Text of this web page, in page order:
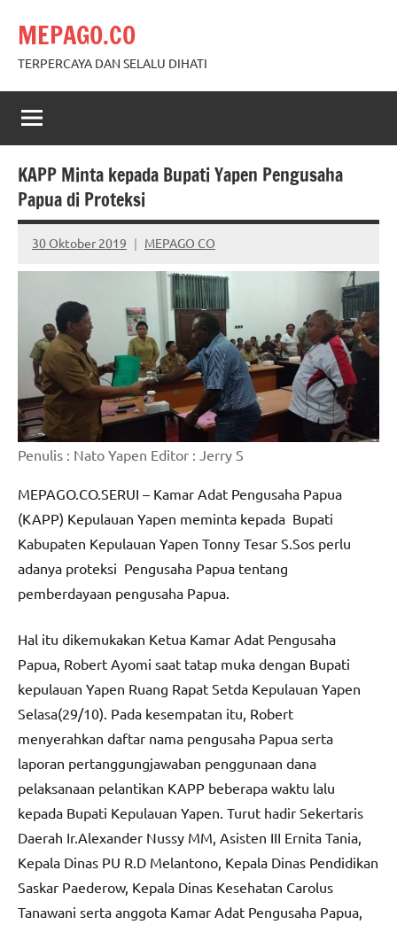
content
MEPAGO.CO
TERPERCAYA DAN SELALU DIHATI
KAPP Minta kepada Bupati Yapen Pengusaha
Papua di Proteksi
30 Oktober 2019 MEPAGO CO
No
comments
Penulis : Nato Yapen Editor : Jerry S
MEPAGO.CO.SERUI – Kamar Adat Pengusaha Papua
(KAPP) Kepulauan Yapen meminta kepada Bupati
Kabupaten Kepulauan Yapen Tonny Tesar S.Sos perlu
adanya proteksi Pengusaha Papua tentang
pemberdayaan pengusaha Papua.
Hal itu dikemukakan Ketua Kamar Adat Pengusaha
Papua, Robert Ayomi saat tatap muka dengan Bupati
kepulauan Yapen Ruang Rapat Setda Kepulauan Yapen
Selasa(29/10). Pada kesempatan itu, Robert
menyerahkan daftar nama pengusaha Papua serta
laporan pertanggungjawaban penggunaan dana
pelaksanaan pelantikan KAPP beberapa waktu lalu
kepada Bupati Kepulauan Yapen. Turut hadir Sekertaris
Daerah Ir.Alexander Nussy MM, Asisten III Ernita Tania,
Kepala Dinas PU R.D Melantono, Kepala Dinas Pendidikan
Saskar Paederow, Kepala Dinas Kesehatan Carolus
Tanawani serta anggota Kamar Adat Pengusaha Papua,